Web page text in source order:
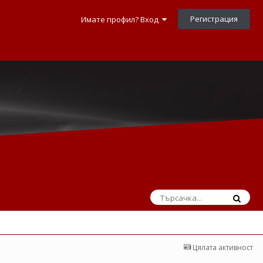
Имате профил? Вход Регистрация
Цялата активност